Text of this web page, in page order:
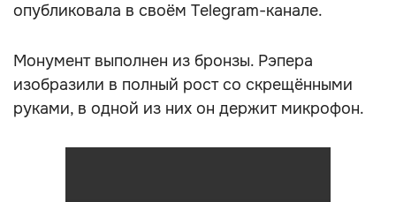
опубликовала в своём Telegram-канале.
Монумент выполнен из бронзы. Рэпера
изобразили в полный рост со скрещёнными
руками, в одной из них он держит микрофон.